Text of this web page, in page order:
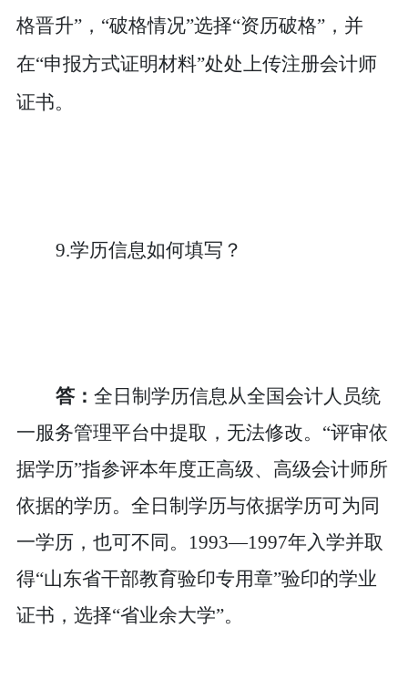
格晋升”，“破格情况”选择“资历破格”，并
在“申报方式证明材料”处处上传注册会计师
证书。
9.学历信息如何填写？
答： 全日制学历信息从全国会计人员统
一服务管理平台中提取 ，无法修改。 “评审依
据学历”指参评本年度正高级、 高级会计师所
依据的学历。全日制学历与依据学历可为同
一学历，也可不同。 1993—1997年入学并取
得“山东省干部教育验印专用章”验印的学业
证书，选择“省业余大学”。